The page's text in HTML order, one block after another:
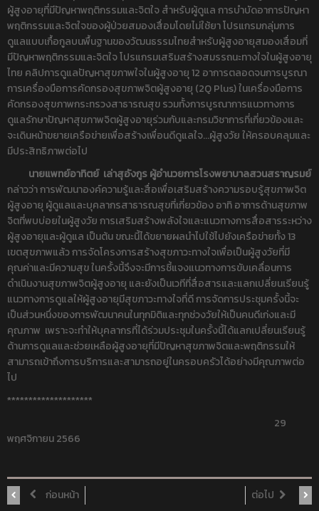
ผู้สูงอายุที่มีปัญหาพฤติกรรมและจิตใจ สำหรับผู้ดูแล การบำบัดอาการปัญหา
พฤติกรรมและจิตใจของผู้ป่วยสมองเสื่อมโดยไม่ใช้ยา โปรแกรมกลุ่มการ
ดูแลแบบเกื้อกูลบนพื้นฐานของวัฒนธรรมไทยสำหรับผู้สูงอายุสมองเสื่อมที่
มีปัญหาพฤติกรรมและจิตใจ โปรแกรมเสริมสร้างสมรรถนะทางใจในผู้สูงอายุ
ไทย คลิปการดูแลปัญหาสุขภาพใจในผู้สูงอายุ 12 อาการตลอดจนการบูรณา
การเครื่องมือการคัดกรองสุขภาพจิตผู้สูงอายุ (2Q Plus) ในเครื่องมือการ
คัดกรองสุขภาพกระทรวงสาธารณสุข รวมทั้งการบูรณาการแนวทางการ
ดูแลรักษาปัญหาสุขภาพจิตผู้สูงอายุร่วมกับและกรมวิชาการที่เกี่ยวข้องและ
จะเดินหน้าขยายเครือข่ายเพื่อสร้างเพื่อนดีดูแลใจ...ผู้สูงวัย ให้ครอบคลุมและ
มีประสิทธิภาพต่อไป
นายแพทย์อาทิตย์ เล่าสุอังกูร ผู้อำนวยการโรงพยาบาลสวนสราญรมย์
กล่าวว่า การพัฒนาองค์ความรู้และสื่อเพื่อเสริมสร้างความรอบรู้สุขภาพจิต
ผู้สูงอายุ ผู้ดูแลและบุคลากรสาธารณสุขที่เกี่ยวข้อง อาทิ อาการด้านสุขภาพ
จิตที่พบบ่อยในผู้สูงวัย การเสริมสร้างพลังใจและแนวทางการสื่อสารระหว่าง
ผู้สูงอายุและผู้ดูแล เป็นต้น ขณะนี้ได้ขยายผลนำไปใช้ไปยังเครือข่ายทั้ง 13
เขตสุขภาพแล้ว การจัดโครงการสร้างสุขภาวะทางใจเพื่อเป็นผู้สูงวัยที่มี
คุณค่าและมีความสุข ในครั้งนี้จึงจะมีการชี้แจงแนวทางการขับเคลื่อนการ
ดำเนินงานสุขภาพจิตผู้สูงอายุ และยังเป็นเวทีที่สื่อสารและแลกเปลี่ยนเรียนรู้
แนวทางการดูแลให้ผู้สูงอายุมีสุขภาวะทางใจที่ดี การจัดการประชุมครั้งนี้จะ
เป็นส่วนหนึ่งของการพัฒนาคนในทุกมิติและทุกช่วงวัยให้เป็นคนดีเก่งและมี
คุณภาพ เพราะจะทำให้บุคลากรที่ได้ร่วมประชุมในครั้งนี้ได้แลกเปลี่ยนเรียนรู้
ด้านการดูแลและช่วยเหลือผู้สูงอายุที่มีปัญหาสุขภาพจิตและพฤติกรรมให้
สามารถเข้าถึงการบริการและสามารถอยู่ในครอบครัวได้อย่างมีคุณภาพต่อ
ไป
********************
29
พฤศจิกายน 2566
ก่อนหน้า ต่อไป